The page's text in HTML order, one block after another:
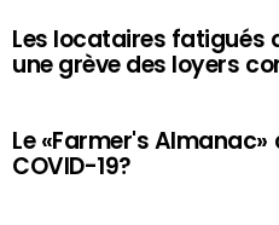
Les locataires fatigués
une grève des loyers
Le «Farmer's
COVID-19?